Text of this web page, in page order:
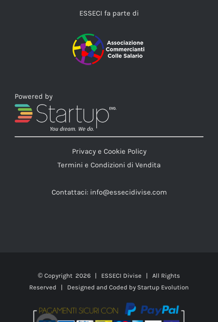
ESSECI fa parte di
Powered by
Privacy e Cookie Policy
Termini e Condizioni di Vendita
Contattaci: info@essecidivise.com
© Copyright 2026 | ESSECI Divise | All Rights
Reserved | Designed and Coded by Startup Evolution